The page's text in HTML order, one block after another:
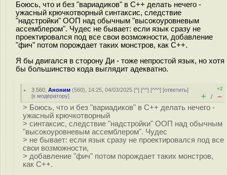
Боюсь, что и без "вариадиков" в С++ делать нечего -
ужасный крючкотворный синтаксис, следствие
"надстройки" ООП над обычным "высокоуровневым
ассемблером". Чудес не бывает: если язык сразу не
проектировался под все свои возможности, добавление
"фич" потом порождает таких монстров, как С++.
Я бы двигался в сторону Ди - тоже непростой язык, но хотя
бы большинство кода выглядит адекватно.
3.560 ,Аноним (560), 14:25, 04/03/2025 [^] [^^] [^^^] [ответить]
[к модератору]
+2
+ / –
> Боюсь, что и без "вариадиков" в С++ делать нечего -
ужасный крючкотворный
> синтаксис, следствие "надстройки" ООП над обычным
"высокоуровневым ассемблером". Чудес
> не бывает: если язык сразу не проектировался под все
свои возможности,
> добавление "фич" потом порождает таких монстров,
как С++.